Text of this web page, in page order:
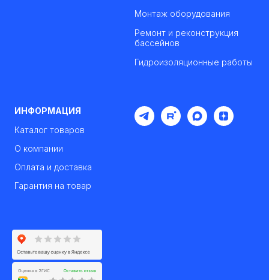
Монтаж оборудования
Ремонт и реконструкция
бассейнов
Гидроизоляционные работы
ИНФОРМАЦИЯ
Каталог товаров
О компании
Оплата и доставка
Гарантия на товар